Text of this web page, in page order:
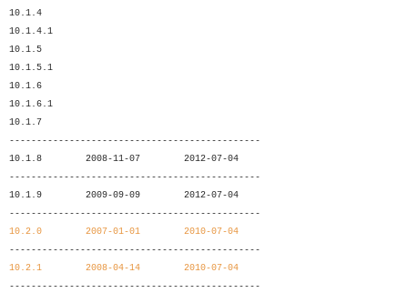
10.1.4
10.1.4.1
10.1.5
10.1.5.1
10.1.6
10.1.6.1
10.1.7
----------------------------------------------
10.1.8 2008-11-07 2012-07-04
----------------------------------------------
10.1.9 2009-09-09 2012-07-04
----------------------------------------------
10.2.0 2007-01-01 2010-07-04
----------------------------------------------
10.2.1 2008-04-14 2010-07-04
----------------------------------------------